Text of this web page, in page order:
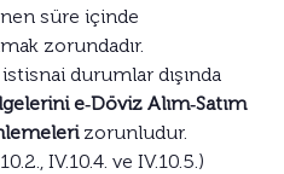
süre içinde
zorundadır.
durumlar dışında
e‑Döviz Alım‑Satım
zorunludur.
IV.10.4. ve IV.10.5.)